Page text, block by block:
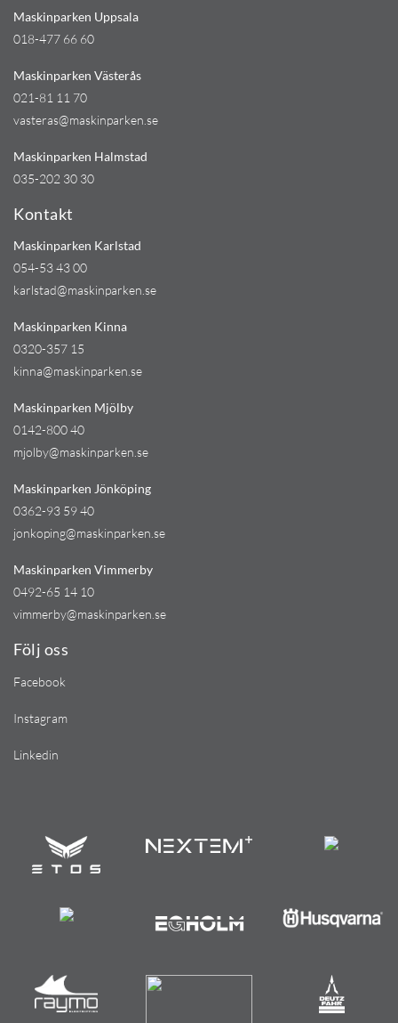
Maskinparken Uppsala
018-477 66 60
Maskinparken Västerås
021-81 11 70
vasteras@maskinparken.se
Maskinparken Halmstad
035-202 30 30
Kontakt
Maskinparken Karlstad
054-53 43 00
karlstad@maskinparken.se
Maskinparken Kinna
0320-357 15
kinna@maskinparken.se
Maskinparken Mjölby
0142-800 40
mjolby@maskinparken.se
Maskinparken Jönköping
0362-93 59 40
jonkoping@maskinparken.se
Maskinparken Vimmerby
0492-65 14 10
vimmerby@maskinparken.se
Följ oss
Facebook
Instagram
Linkedin